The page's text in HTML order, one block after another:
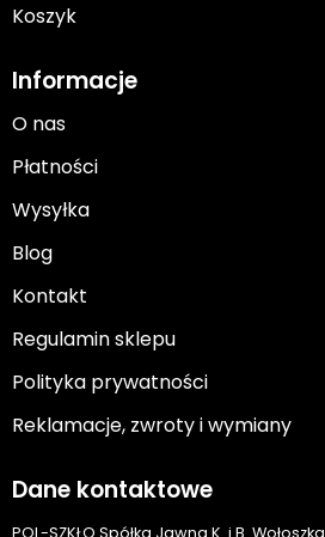
Koszyk
Informacje
O nas
Płatności
Wysyłka
Blog
Kontakt
Regulamin sklepu
Polityka prywatności
Reklamacje, zwroty i wymiany
Dane kontaktowe